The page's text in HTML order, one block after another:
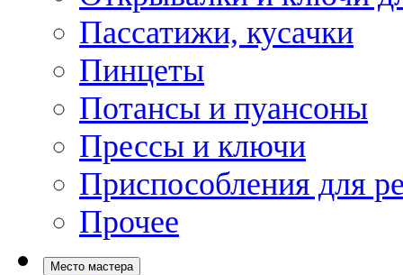
Пассатижи, кусачки
Пинцеты
Потансы и пуансоны
Прессы и ключи
Приспособления для
Прочее
Место мастера